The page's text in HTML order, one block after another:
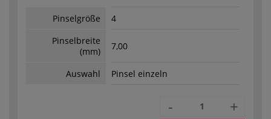
Pinselgröße
4
Pinselbreite
(mm)
7,00
Auswahl Pinsel einzeln
- +